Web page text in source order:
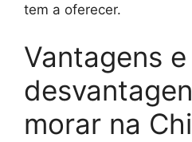
tem a oferecer.
Vantagens e
morar na